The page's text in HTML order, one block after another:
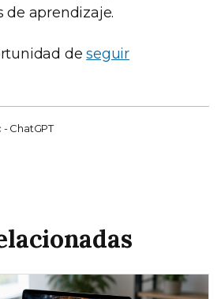
de aprendizaje.
deseguir
ChatGPT